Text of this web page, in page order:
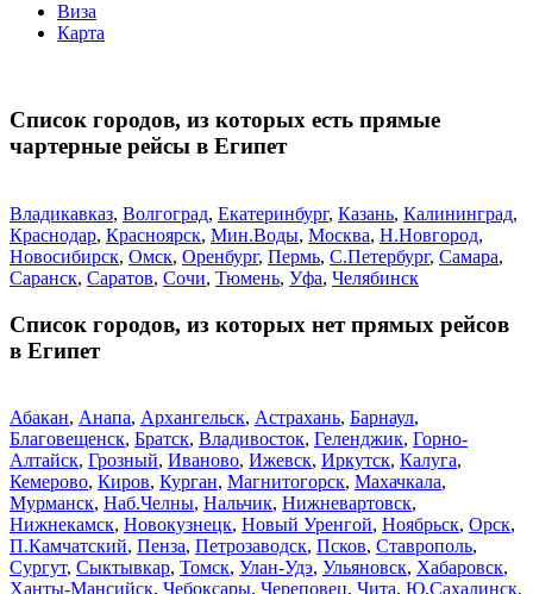
Виза
Карта
Список городов, из которых есть прямые
чартерные рейсы в Египет
Владикавказ, Волгоград, Екатеринбург, Казань, Калининград,
Краснодар, Красноярск, Мин.Воды, Москва, Н.Новгород,
Новосибирск, Омск, Оренбург, Пермь, С.Петербург, Самара,
Саранск, Саратов, Сочи, Тюмень, Уфа, Челябинск
Список городов, из которых нет прямых рейсов
в Египет
Абакан, Анапа, Архангельск, Астрахань, Барнаул,
Благовещенск, Братск, Владивосток, Геленджик, Горно-
Алтайск, Грозный, Иваново, Ижевск, Иркутск, Калуга,
Кемерово, Киров, Курган, Магнитогорск, Махачкала,
Мурманск, Наб.Челны, Нальчик, Нижневартовск,
Нижнекамск, Новокузнецк, Новый Уренгой, Ноябрьск, Орск,
П.Камчатский, Пенза, Петрозаводск, Псков, Ставрополь,
Сургут, Сыктывкар, Томск, Улан-Удэ, Ульяновск, Хабаровск,
Ханты-Мансийск, Чебоксары, Череповец, Чита, Ю.Сахалинск,